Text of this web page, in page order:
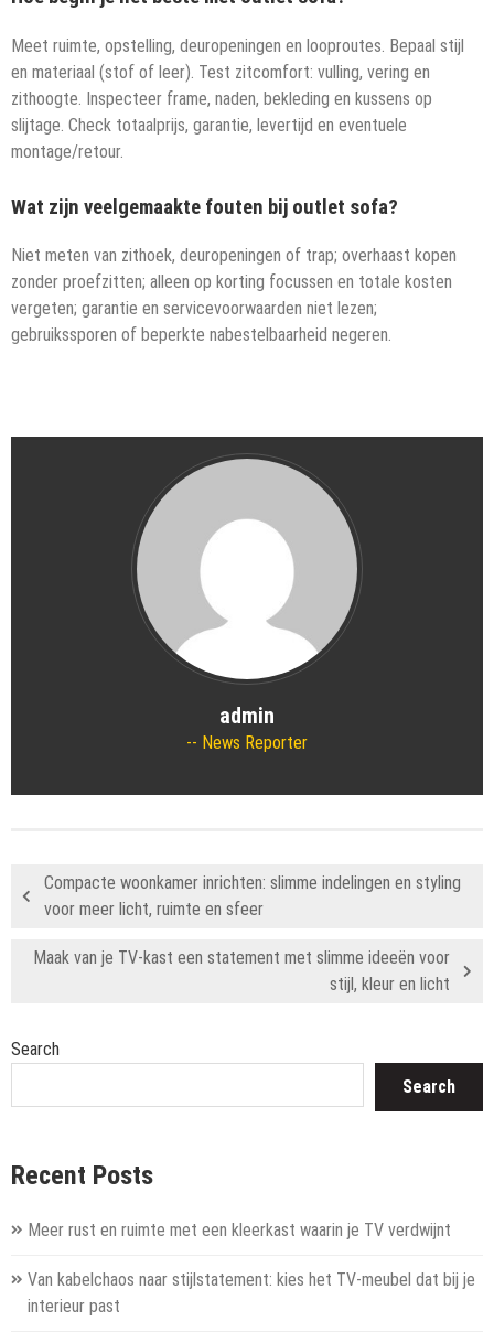
Meet ruimte, opstelling, deuropeningen en looproutes. Bepaal stijl
en materiaal (stof of leer). Test zitcomfort: vulling, vering en
zithoogte. Inspecteer frame, naden, bekleding en kussens op
slijtage. Check totaalprijs, garantie, levertijd en eventuele
montage/retour.
Wat zijn veelgemaakte fouten bij outlet sofa?
Niet meten van zithoek, deuropeningen of trap; overhaast kopen
zonder proefzitten; alleen op korting focussen en totale kosten
vergeten; garantie en servicevoorwaarden niet lezen;
gebruikssporen of beperkte nabestelbaarheid negeren.
admin
News Reporter
Compacte woonkamer inrichten: slimme indelingen en styling
voor meer licht, ruimte en sfeer
Maak van je TV-kast een statement met slimme ideeën voor
stijl, kleur en licht
Search
Search
Recent Posts
Meer rust en ruimte met een kleerkast waarin je TV verdwijnt
Van kabelchaos naar stijlstatement: kies het TV-meubel dat bij je
interieur past